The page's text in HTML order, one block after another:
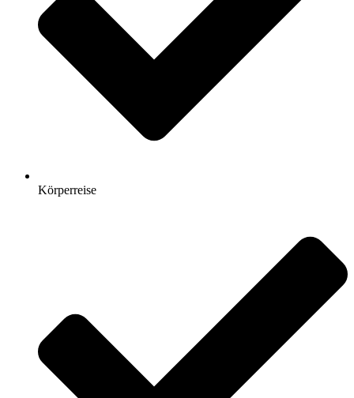
Körperreise